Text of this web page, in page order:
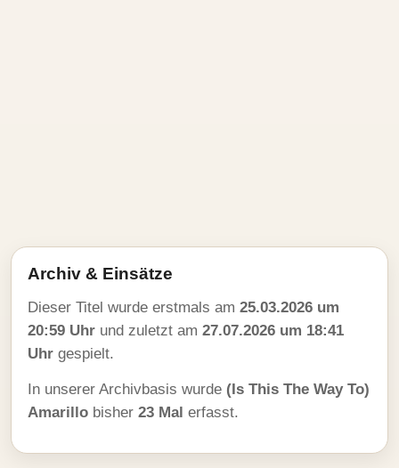
Archiv & Einsätze
Dieser Titel wurde erstmals am 25.03.2026 um
20:59 Uhr und zuletzt am 27.07.2026 um 18:41
Uhr gespielt.
In unserer Archivbasis wurde (Is This The Way To)
Amarillo bisher 23 Mal erfasst.